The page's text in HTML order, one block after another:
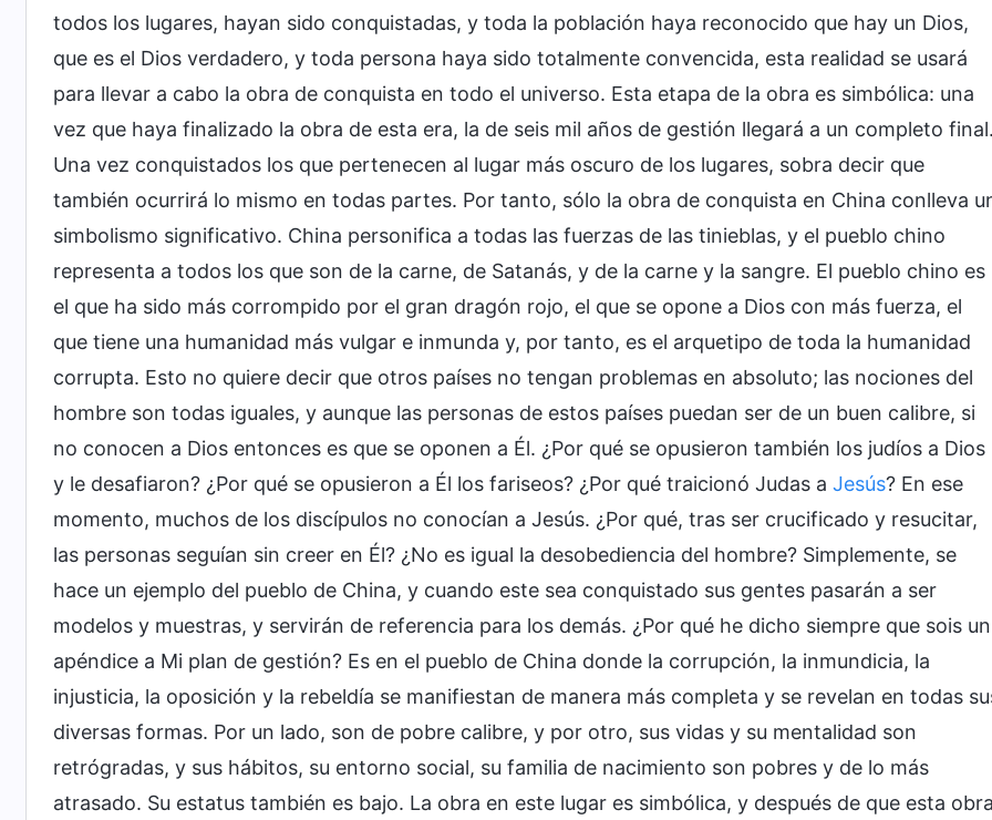
todos los lugares, hayan sido conquistadas, y toda la población haya reconocido que hay un Dios,
que es el Dios verdadero, y toda persona haya sido totalmente convencida, esta realidad se usará
para llevar a cabo la obra de conquista en todo el universo. Esta etapa de la obra es simbólica: una
vez que haya finalizado la obra de esta era, la de seis mil años de gestión llegará a un completo
Una vez conquistados los que pertenecen al lugar más oscuro de los lugares, sobra decir que
también ocurrirá lo mismo en todas partes. Por tanto, sólo la obra de conquista en China conlleva
simbolismo significativo. China personifica a todas las fuerzas de las tinieblas, y el pueblo chino
representa a todos los que son de la carne, de Satanás, y de la carne y la sangre. El pueblo chino es
el que ha sido más corrompido por el gran dragón rojo, el que se opone a Dios con más fuerza, el
que tiene una humanidad más vulgar e inmunda y, por tanto, es el arquetipo de toda la humanidad
corrupta. Esto no quiere decir que otros países no tengan problemas en absoluto; las nociones del
hombre son todas iguales, y aunque las personas de estos países puedan ser de un buen calibre, si
no conocen a Dios entonces es que se oponen a Él. ¿Por qué se opusieron también los judíos a Dios
y le desafiaron? ¿Por qué se opusieron a Él los fariseos? ¿Por qué traicionó Judas a Jesús? En ese
momento, muchos de los discípulos no conocían a Jesús. ¿Por qué, tras ser crucificado y resucitar,
las personas seguían sin creer en Él? ¿No es igual la desobediencia del hombre? Simplemente, se
hace un ejemplo del pueblo de China, y cuando este sea conquistado sus gentes pasarán a ser
modelos y muestras, y servirán de referencia para los demás. ¿Por qué he dicho siempre que sois un
apéndice a Mi plan de gestión? Es en el pueblo de China donde la corrupción, la inmundicia, la
injusticia, la oposición y la rebeldía se manifiestan de manera más completa y se revelan en todas
diversas formas. Por un lado, son de pobre calibre, y por otro, sus vidas y su mentalidad son
retrógradas, y sus hábitos, su entorno social, su familia de nacimiento son pobres y de lo más
atrasado. Su estatus también es bajo. La obra en este lugar es simbólica, y después de que esta